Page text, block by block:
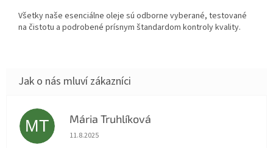
Všetky naše esenciálne oleje sú odborne vyberané, testované
na čistotu a podrobené prísnym štandardom kontroly kvality.
MT Mária Truhlíková
Hodnocení obchodu je 5 z 5 hvězdiček.
11.8.2025